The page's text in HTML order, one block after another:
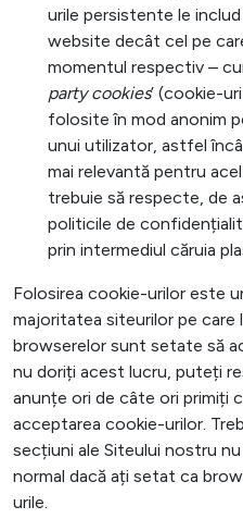
urile persistente le
website decât cel pe
momentul respectiv –
party cookies’ (cookie-
folosite în mod anonim
unui utilizator, astfel
mai relevantă pentru
trebuie să respecte, de
politicile de
prin intermediul căruia
Folosirea cookie-urilor este
majoritatea siteurilor pe care
browserelor sunt setate să
nu doriți acest lucru, puteți
anunțe ori de câte ori primiți
acceptarea cookie-urilor.
secțiuni ale Siteului nostru
normal dacă ați setat ca
urile.